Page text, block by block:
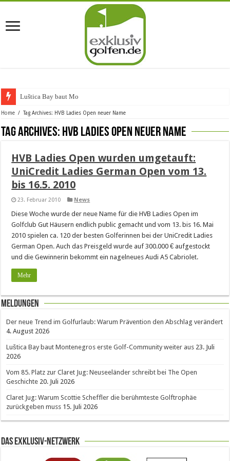
Luštica Bay baut Monten
Home / Tag Archives: HVB Ladies Open neuer Name
Tag Archives: HVB Ladies Open neuer Name
HVB Ladies Open wurden umgetauft:
UniCredit Ladies German Open vom 13.
bis 16.5. 2010
23. Februar 2010 News
Diese Woche wurde der neue Name für die HVB Ladies Open im
Golfclub Gut Häusern endlich public gemacht und vom 13. bis 16. Mai
2010 spielen ca. 120 der besten Golferinnen bei der UniCredit Ladies
German Open. Auch das Preisgeld wurde auf 300.000 € aufgestockt
und die Gewinnerin bekommt ein nagelneues Audi A5 Cabriolet.
Mehr
Meldungen
Der neue Trend im Golfurlaub: Warum Prävention den Abschlag verändert
4. August 2026
Luštica Bay baut Montenegros erste Golf-Community weiter aus 23. Juli
2026
Vom 85. Platz zur Claret Jug: Neuseeländer schreibt bei The Open
Geschichte 20. Juli 2026
Claret Jug: Warum Scottie Scheffler die berühmteste Golftrophäe
zurückgeben muss 15. Juli 2026
Das Exklusiv-Netzwerk